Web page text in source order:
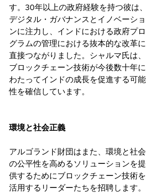
す。30年以上の政府経験を持つ彼は、
デジタル・ガバナンスとイノベーショ
ンに注力し、インドにおける政府プロ
グラムの管理における抜本的な改革に
直接つながりました。シャルマ氏は、
ブロックチェーン技術が今後数十年に
わたってインドの成長を促進する可能
性を確信しています。
環境と社会正義
アルゴランド財団はまた、環境と社会
の公平性を高めるソリューションを提
供するためにブロックチェーン技術を
活用するリーダーたちを招聘します。